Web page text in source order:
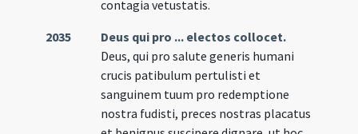
contagia vetustatis.
2035
Deus qui pro ... electos collocet.
Deus, qui pro salute generis humani
crucis patibulum pertulisti et
sanguinem tuum pro redemptione
nostra fudisti, preces nostras placatus